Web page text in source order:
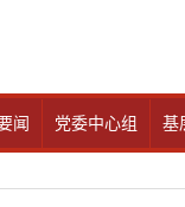
闻 党委中心组 基